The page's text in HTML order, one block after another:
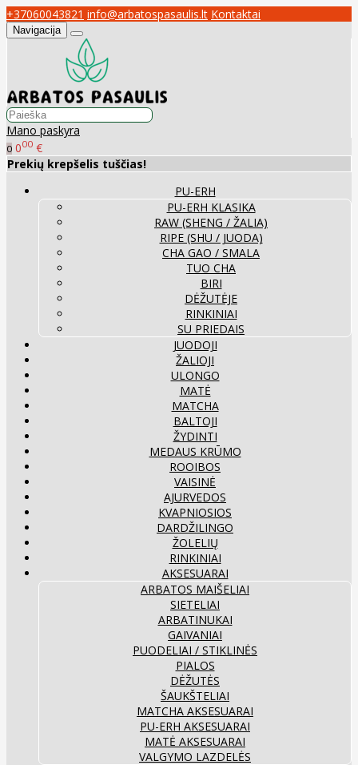
+37060043821 info@arbatospasaulis.lt Kontaktai
Navigacija
Mano paskyra
0 000 €
Prekių krepšelis tuščias!
PU-ERH
PU-ERH KLASIKA
RAW (SHENG / ŽALIA)
RIPE (SHU / JUODA)
CHA GAO / SMALA
TUO CHA
BIRI
DĖŽUTĖJE
RINKINIAI
SU PRIEDAIS
JUODOJI
ŽALIOJI
ULONGO
MATĖ
MATCHA
BALTOJI
ŽYDINTI
MEDAUS KRŪMO
ROOIBOS
VAISINĖ
AJURVEDOS
KVAPNIOSIOS
DARDŽILINGO
ŽOLELIŲ
RINKINIAI
AKSESUARAI
ARBATOS MAIŠELIAI
SIETELIAI
ARBATINUKAI
GAIVANIAI
PUODELIAI / STIKLINĖS
PIALOS
DĖŽUTĖS
ŠAUKŠTELIAI
MATCHA AKSESUARAI
PU-ERH AKSESUARAI
MATĖ AKSESUARAI
VALGYMO LAZDELĖS